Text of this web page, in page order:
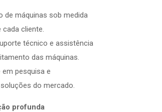
de máquinas sob medida
cliente.
técnico e assistência
das máquinas.
pesquisa e
do mercado.
profunda